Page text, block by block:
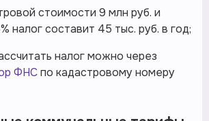
стоимости 9 млн руб. и
налог составит 45 тыс. руб. в год;
налог можно через
ФНСпо кадастровому номеру